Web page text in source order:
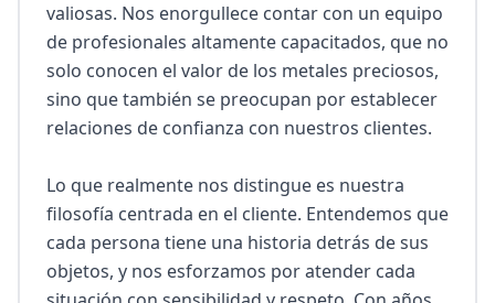
valiosas. Nos enorgullece contar con un equipo
de profesionales altamente capacitados, que no
solo conocen el valor de los metales preciosos,
sino que también se preocupan por establecer
relaciones de confianza con nuestros clientes.
Lo que realmente nos distingue es nuestra
filosofía centrada en el cliente. Entendemos que
cada persona tiene una historia detrás de sus
objetos, y nos esforzamos por atender cada